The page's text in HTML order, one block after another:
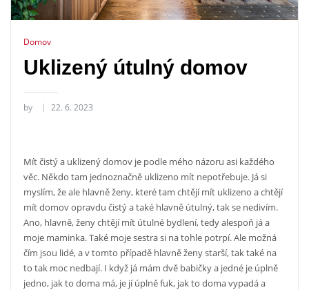
Domov
Uklizený útulný domov
by 22. 6. 2023
Mít čistý a uklizený domov je podle mého názoru asi každého
věc. Někdo tam jednoznačně uklizeno mít nepotřebuje. Já si
myslím, že ale hlavně ženy, které tam chtějí mít uklizeno a chtějí
mít domov opravdu čistý a také hlavně útulný, tak se nedivím.
Ano, hlavně, ženy chtějí mít útulné bydlení, tedy alespoň já a
moje maminka. Také moje sestra si na tohle potrpí. Ale možná
čím jsou lidé, a v tomto případě hlavně ženy starší, tak také na
to tak moc nedbají. I když já mám dvě babičky a jedné je úplně
jedno, jak to doma má, je jí úplně fuk, jak to doma vypadá a